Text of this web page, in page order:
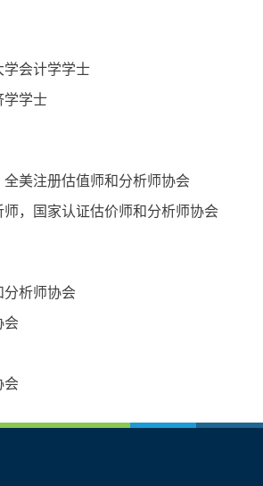
学会计学学士
学学士
全美注册估值师和分析师协会
，国家认证估价师和分析师协会
分析师协会
会
会